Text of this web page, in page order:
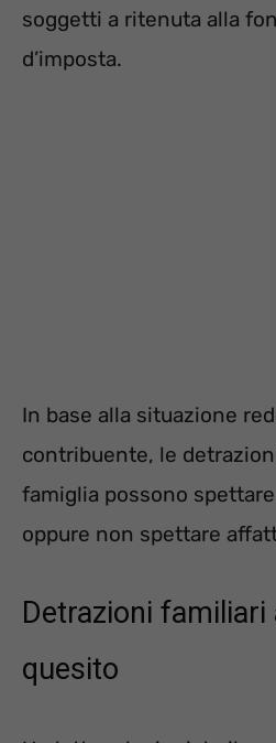
soggetti a ritenuta alla
d’imposta.
In base alla situazione
contribuente, le
famiglia possono
oppure non spettare
Detrazioni familiari
quesito